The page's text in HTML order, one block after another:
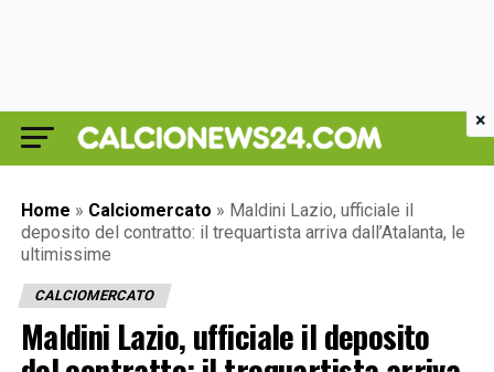
Home » Calciomercato » Maldini Lazio, ufficiale il
deposito del contratto: il trequartista arriva dall’Atalanta, le
ultimissime
CALCIOMERCATO
Maldini Lazio, ufficiale il deposito
×